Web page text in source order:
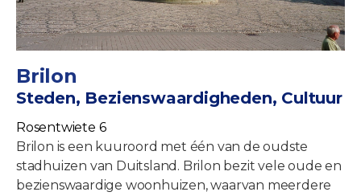
Brilon
Steden, Bezienswaardigheden, Cultuur
Rosentwiete 6
Brilon is een kuuroord met één van de oudste
stadhuizen van Duitsland. Brilon bezit vele oude en
bezienswaardige woonhuizen, waarvan meerdere